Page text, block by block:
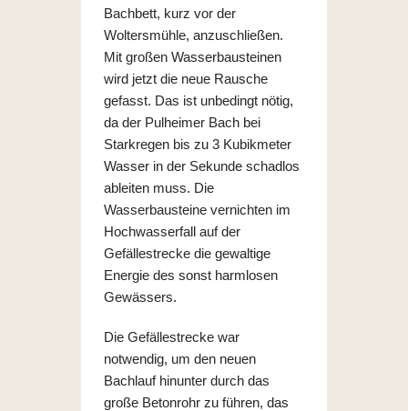
Bachbett, kurz vor der
Woltersmühle, anzuschließen.
Mit großen Wasserbausteinen
wird jetzt die neue Rausche
gefasst. Das ist unbedingt nötig,
da der Pulheimer Bach bei
Starkregen bis zu 3 Kubikmeter
Wasser in der Sekunde schadlos
ableiten muss. Die
Wasserbausteine vernichten im
Hochwasserfall auf der
Gefällestrecke die gewaltige
Energie des sonst harmlosen
Gewässers.
Die Gefällestrecke war
notwendig, um den neuen
Bachlauf hinunter durch das
große Betonrohr zu führen, das